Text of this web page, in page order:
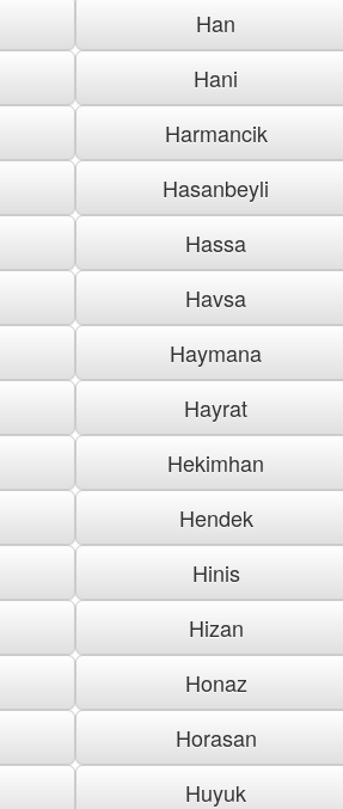
Han
Hani
Harmancik
Hasanbeyli
Hassa
Havsa
Haymana
Hayrat
Hekimhan
Hendek
Hinis
Hizan
Honaz
Horasan
Huyuk